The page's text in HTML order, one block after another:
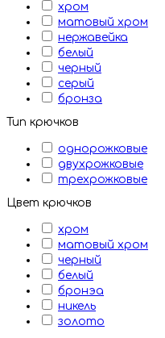
хром
матовый хром
нержавейка
белый
черный
серый
бронза
Тип крючков
однорожковые
двухрожковые
трехрожковые
Цвет крючков
хром
матовый хром
черный
белый
бронэа
никель
золото